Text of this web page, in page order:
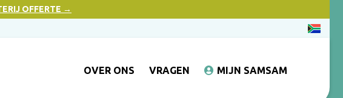
OFFERTE →
OVER ONS VRAGEN MIJN SAMSAM